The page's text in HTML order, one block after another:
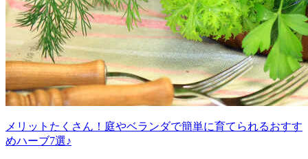
メリットたくさん！庭やベランダで簡単に育てられるおすす
めハーブ7選♪